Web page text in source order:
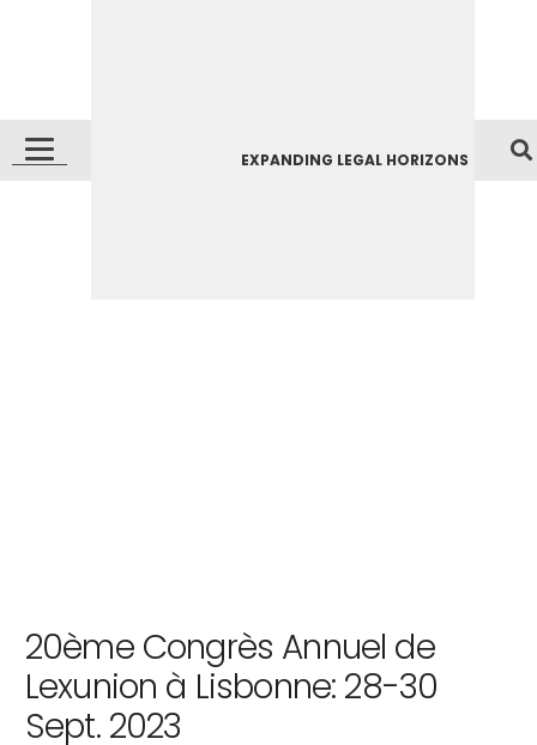
EXPANDING LEGAL HORIZONS
20ème Congrès Annuel de
Lexunion à Lisbonne: 28-30
Sept. 2023